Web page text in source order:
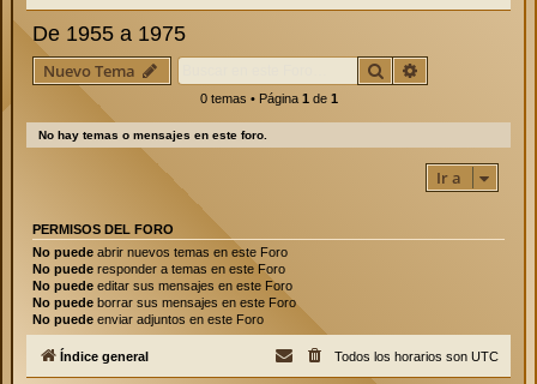
De 1955 a 1975
Nuevo Tema Buscar
0 temas • Página 1 de 1
No hay temas o mensajes en este foro.
Ir a
PERMISOS DEL FORO
No puede abrir nuevos temas en este Foro
No puede responder a temas en este Foro
No puede editar sus mensajes en este Foro
No puede borrar sus mensajes en este Foro
No puede enviar adjuntos en este Foro
Índice general Todos los horarios son UTC